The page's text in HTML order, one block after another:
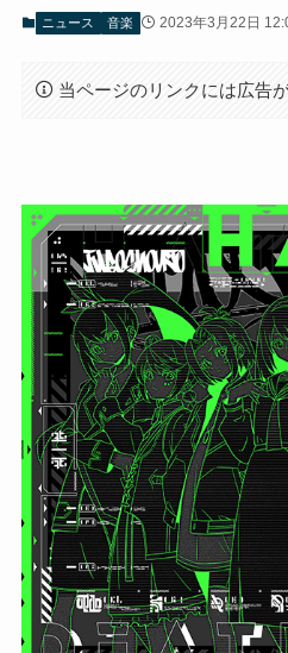
ニュース 音楽 2023年3月22日
当ページのリンクには広告